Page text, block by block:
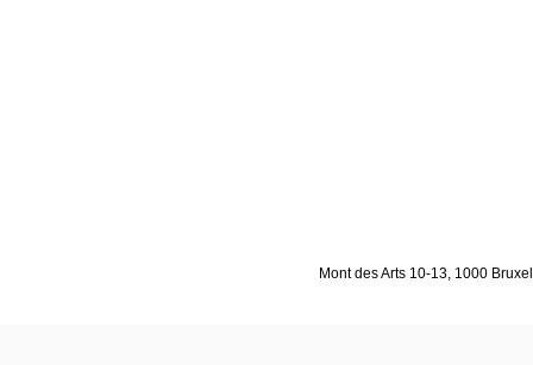
Mont des Arts 10-13, 1000